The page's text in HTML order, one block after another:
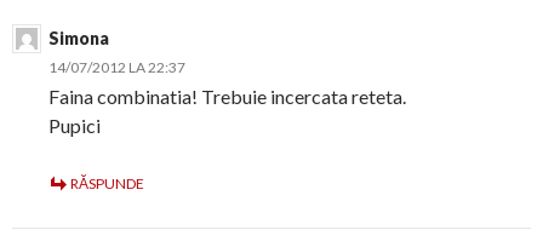
Simona
14/07/2012 LA 22:37
Faina combinatia! Trebuie incercata reteta.
Pupici
RĂSPUNDE